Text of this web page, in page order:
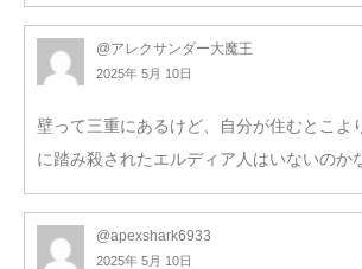
@アレクサンダー大魔王
2025年 5月 10日
壁って三重にあるけど、自分が住むとこよ
に踏み殺されたエルディア人はいないのか
@apexshark6933
2025年 5月 10日